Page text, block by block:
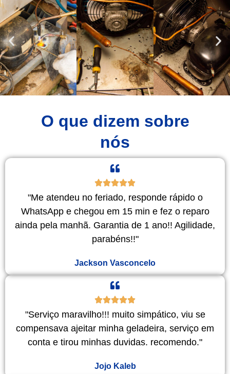
O que dizem sobre
nós
"Me atendeu no feriado, responde rápido o
WhatsApp e chegou em 15 min e fez o reparo
ainda pela manhã. Garantia de 1 ano!! Agilidade,
parabéns!!"
Jackson Vasconcelo
"Serviço maravilho!!! muito simpático, viu se
compensava ajeitar minha geladeira, serviço em
conta e tirou minhas duvidas. recomendo."
Jojo Kaleb